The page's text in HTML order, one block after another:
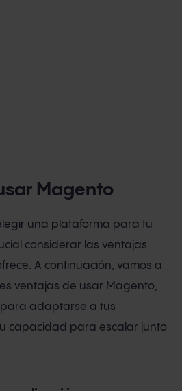
Magento
una plataforma para tu
considerar las ventajas
A continuación, vamos a
ventajas de usar Magento,
adaptarse a tus
capacidad para escalar junto